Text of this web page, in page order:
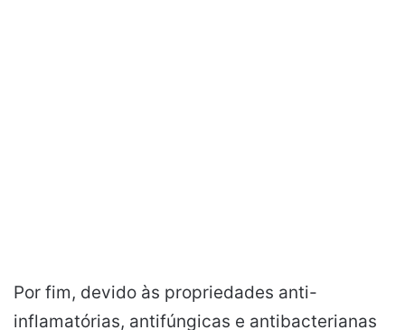
Por fim, devido às propriedades anti-
inflamatórias, antifúngicas e antibacterianas